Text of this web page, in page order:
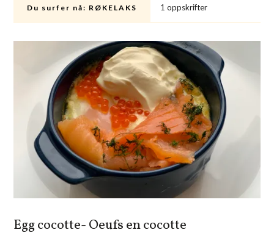
Du surfer nå: RØKELAKS 1 oppskrifter
Egg cocotte- Oeufs en cocotte